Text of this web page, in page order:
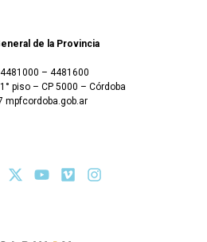
de la Provincia
– 4481600
piso – CP 5000 – Córdoba
mpfcordoba.gob.ar